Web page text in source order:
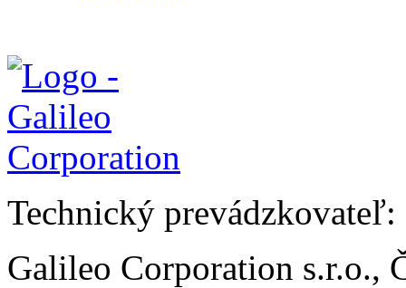
Technický prevádzkovateľ:
Galileo Corporation s.r.o.,